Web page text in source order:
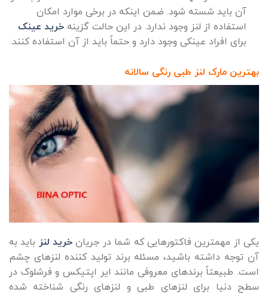
آن باید شسته شود. ضمن اینکه در برخی موارد امکان
استفاده از لنز وجود ندارد. در این حالت گزینه خرید عینک
برای افراد عینکی وجود دارد و حتماً باید از آن استفاده کنند.
بهترین مارک لنز طبی رنگی سالانه
یکی از مهمترین فاکتورهایی که شما در جریان خرید لنز باید به
آن توجه داشته باشید، مسئله برند تولید کننده لنزهای چشم
است. طبیعتاً برندهای معروفی مانند ایر اپتیکس و فرشلوک در
سطح دنیا برای لنزهای طبی و لنزهای رنگی شناخته شده